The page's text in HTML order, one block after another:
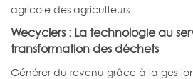
agricole des agriculteurs.
Wecyclers : La technologie au
transformation des déchets
Générer du revenu grâce à la